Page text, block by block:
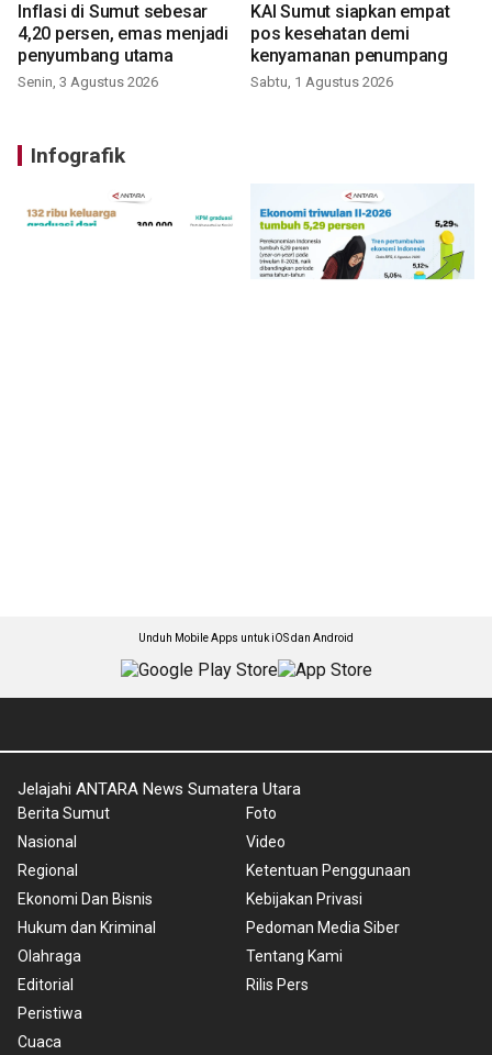
Inflasi di Sumut sebesar
4,20 persen, emas menjadi
penyumbang utama
Senin, 3 Agustus 2026
KAI Sumut siapkan empat
pos kesehatan demi
kenyamanan penumpang
Sabtu, 1 Agustus 2026
Infografik
Unduh Mobile Apps untuk iOS dan Android
Jelajahi ANTARA News Sumatera Utara
Berita Sumut
Nasional
Regional
Ekonomi Dan Bisnis
Hukum dan Kriminal
Olahraga
Editorial
Peristiwa
Cuaca
Foto
Video
Ketentuan Penggunaan
Kebijakan Privasi
Pedoman Media Siber
Tentang Kami
Rilis Pers